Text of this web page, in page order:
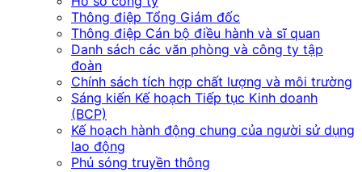
Thông điệp Tổng Giám đốc
Thông điệp Cán bộ điều hành và sĩ quan
Danh sách các văn phòng và công ty tập
đoàn
Chính sách tích hợp chất lượng và môi trường
Sáng kiến Kế hoạch Tiếp tục Kinh doanh
(BCP)
Kế hoạch hành động chung của người sử dụng
lao động
Phủ sóng truyền thông